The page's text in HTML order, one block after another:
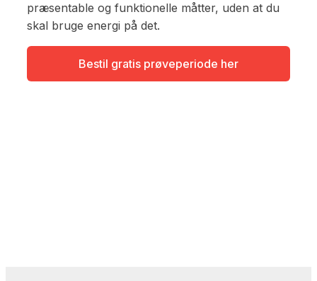
præsentable og funktionelle måtter, uden at du
skal bruge energi på det.
Bestil gratis prøveperiode her